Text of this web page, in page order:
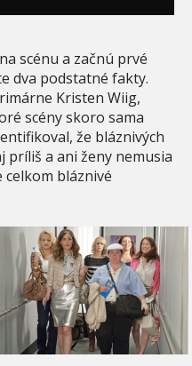
scénu a začnú prvé
dva podstatné fakty.
Kristen Wiig,
scény skoro sama
že bláznivých
príliš a ani ženy nemusia
celkom bláznivé